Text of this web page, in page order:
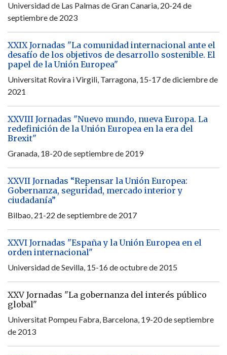
Universidad de Las Palmas de Gran Canaria, 20-24 de
septiembre de 2023
XXIX Jornadas "La comunidad internacional ante el
desafío de los objetivos de desarrollo sostenible. El
papel de la Unión Europea"
Universitat Rovira i Virgili, Tarragona, 15-17 de diciembre de
2021
XXVIII Jornadas "Nuevo mundo, nueva Europa. La
redefinición de la Unión Europea en la era del
Brexit"
Granada, 18-20 de septiembre de 2019
XXVII Jornadas “Repensar la Unión Europea:
Gobernanza, seguridad, mercado interior y
ciudadanía”
Bilbao, 21-22 de septiembre de 2017
XXVI Jornadas "España y la Unión Europea en el
orden internacional"
Universidad de Sevilla, 15-16 de octubre de 2015
XXV Jornadas "La gobernanza del interés público
global"
Universitat Pompeu Fabra, Barcelona, 19-20 de septiembre
de 2013